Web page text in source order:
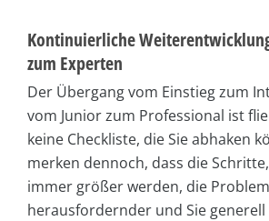
Kontinuierliche
zum Experten
Der Übergang vom Einstieg zum
vom Junior zum Professional ist
keine Checkliste, die Sie abhaken
merken dennoch, dass die
immer größer werden, die
herausfordernder und Sie